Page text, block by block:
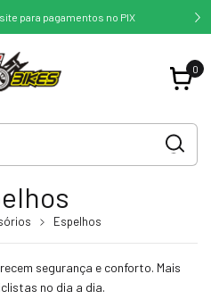
para pagamentos no PIX
0
Espelhos
segurança e conforto. Mais
no dia a dia.